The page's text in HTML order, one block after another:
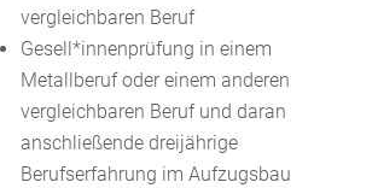
vergleichbaren Beruf
Gesell*innenprüfung in einem
Metallberuf oder einem anderen
vergleichbaren Beruf und daran
anschließende dreijährige
Berufserfahrung im Aufzugsbau